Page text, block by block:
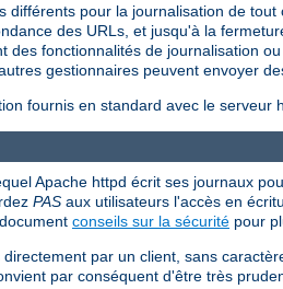
pour la journalisation de
des URLs, et jusqu'à la
fonctionnalités de journalisation
gestionnaires peuvent envoyer
fournis en standard avec le serveur
Apache httpd écrit ses journaux
PAS aux utilisateurs l'accès en
conseils sur la sécurité pour
par un client, sans
par conséquent d'être très